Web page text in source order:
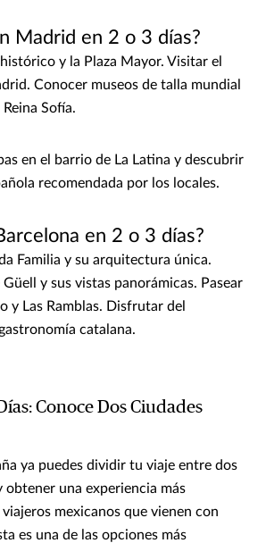
Madrid en 2 o 3 días?
y la Plaza Mayor. Visitar el
Conocer museos de talla mundial
Sofía.
en el barrio de La Latina y descubrir
recomendada por los locales.
en 2 o 3 días?
Familia y su arquitectura única.
Güell y sus vistas panorámicas. Pasear
y Las Ramblas. Disfrutar del
catalana.
Conoce Dos Ciudades
ya puedes dividir tu viaje entre dos
obtener una experiencia más
mexicanos que vienen con
es una de las opciones más